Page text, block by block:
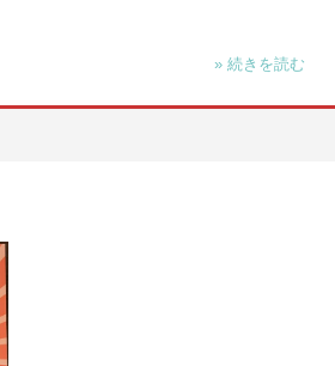
» 続きを読む